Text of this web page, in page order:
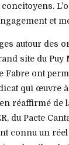
et
autour des
site du Puy
Fabre ont
qui œuvre
réaffirmé de
du Pacte
connu un réel